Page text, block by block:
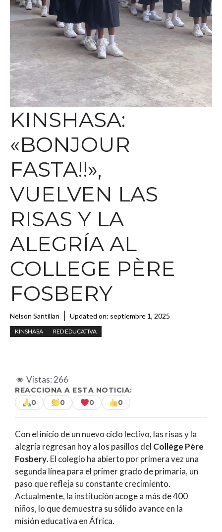
KINSHASA:
«BONJOUR
FASTA!!»,
VUELVEN LAS
RISAS Y LA
ALEGRÍA AL
COLLEGE PÈRE
FOSBERY
Nelson Santillan Updated on: septiembre 1, 2025
KINSHASA RED EDUCATIVA
Vistas:266
REACCIONA A ESTA NOTICIA:
0
0 0 0
Con el inicio de un nuevo ciclo lectivo, las risas y la
alegría regresan hoy a los pasillos del Collège Père
Fosbery. El colegio ha abierto por primera vez una
segunda línea para el primer grado de primaria, un
paso que refleja su constante crecimiento.
Actualmente, la institución acoge a más de 400
niños, lo que demuestra su sólido avance en la
misión educativa en África.